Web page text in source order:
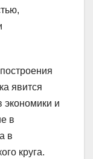
явится
экономики и
в
в
круга.